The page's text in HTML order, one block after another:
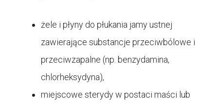
żele i płyny do płukania jamy ustnej
zawierające substancje przeciwbólowe i
przeciwzapalne (np. benzydamina,
chlorheksydyna),
miejscowe sterydy w postaci maści lub